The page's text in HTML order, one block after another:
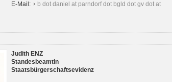
E-Mail:
b dot daniel at parndorf dot bgld dot gv dot at
Judith ENZ
Standesbeamtin
Staatsbürgerschaftsevidenz